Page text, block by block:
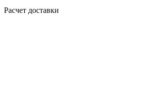
Расчет доставки